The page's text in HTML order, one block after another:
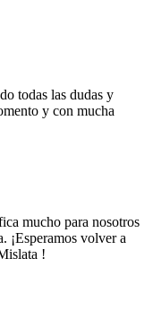
todas las dudas y
y con mucha
mucho para nosotros
¡Esperamos volver a
!